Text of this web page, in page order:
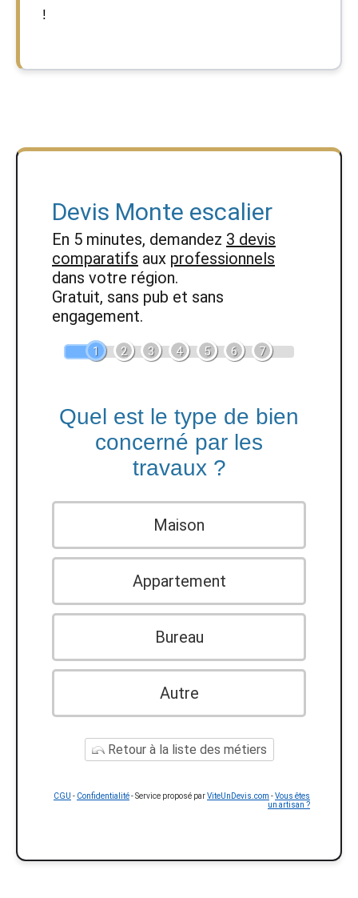
!
Devis Monte escalier
En 5 minutes, demandez 3 devis
comparatifs aux professionnels
dans votre région.
Gratuit, sans pub et sans
engagement.
1 2 3 4 5 6 7
Quel est le type de bien
concerné par les
travaux ?
Maison
Appartement
Bureau
Autre
Retour à la liste des métiers
CGU - Confidentialité- Service proposé parViteUnDevis.com -Vous êtes
un artisan ?